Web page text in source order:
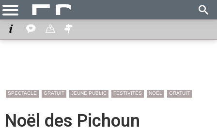
SPECTACLE GRATUIT JEUNE PUBLIC FESTIVITÉS NOËL GRATUIT
Noël des Pichoun